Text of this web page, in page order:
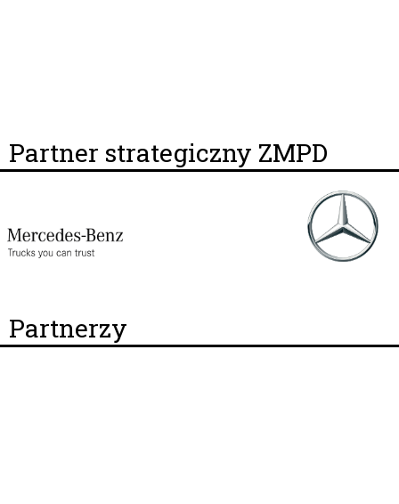
Partner strategiczny ZMPD
Partnerzy